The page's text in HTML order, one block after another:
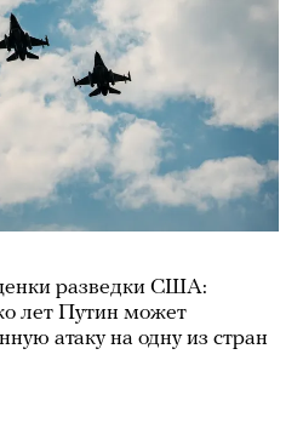
разведки США:
лет Путин может
атаку на одну из стран